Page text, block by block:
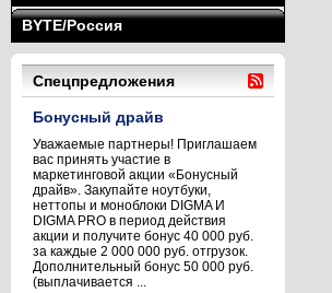
BYTE/Россия
Спецпредложения
Бонусный драйв
Уважаемые партнеры! Приглашаем
вас принять участие в
маркетинговой акции «Бонусный
драйв». Закупайте ноутбуки,
неттопы и моноблоки DIGMA И
DIGMA PRO в период действия
акции и получите бонус 40 000 руб.
за каждые 2 000 000 руб. отгрузок.
Дополнительный бонус 50 000 руб.
(выплачивается ...